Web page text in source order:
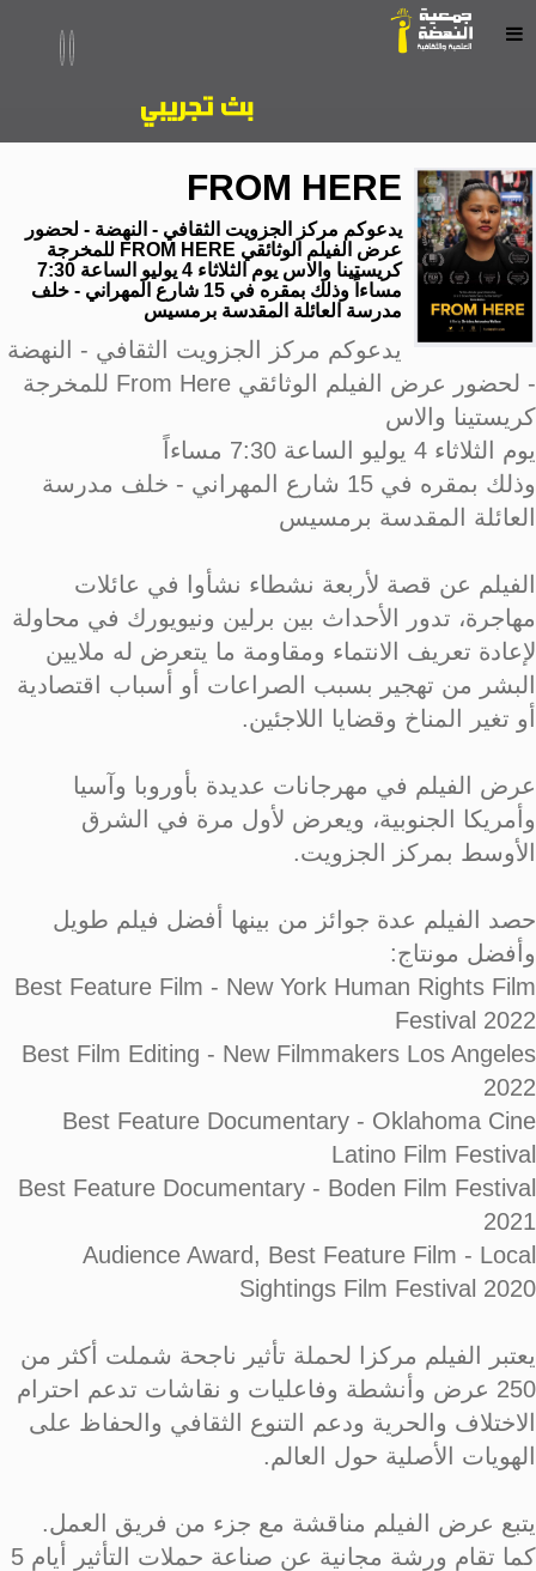
FROM HERE
يدعوكم مركز الجزويت الثقافي - النهضة - لحضور
عرض الفيلم الوثائقي FROM HERE للمخرجة
كريستينا والاس يوم الثلاثاء 4 يوليو الساعة 7:30
مساءاً وذلك بمقره في 15 شارع المهراني - خلف
مدرسة العائلة المقدسة برمسيس
يدعوكم مركز الجزويت الثقافي - النهضة
- لحضور عرض الفيلم الوثائقي From Here للمخرجة
كريستينا والاس
يوم الثلاثاء 4 يوليو الساعة 7:30 مساءاً
وذلك بمقره في 15 شارع المهراني - خلف مدرسة
العائلة المقدسة برمسيس
الفيلم عن قصة لأربعة نشطاء نشأوا في عائلات
مهاجرة، تدور الأحداث بين برلين ونيويورك في محاولة
لإعادة تعريف الانتماء ومقاومة ما يتعرض له ملايين
البشر من تهجير بسبب الصراعات أو أسباب اقتصادية
أو تغير المناخ وقضايا اللاجئين.
عرض الفيلم في مهرجانات عديدة بأوروبا وآسيا
وأمريكا الجنوبية، ويعرض لأول مرة في الشرق
الأوسط بمركز الجزويت.
حصد الفيلم عدة جوائز من بينها أفضل فيلم طويل
وأفضل مونتاج:
Best Feature Film - New York Human Rights Film
Festival 2022
Best Film Editing - New Filmmakers Los Angeles
2022
Best Feature Documentary - Oklahoma Cine
Latino Film Festival
Best Feature Documentary - Boden Film Festival
2021
Audience Award, Best Feature Film - Local
Sightings Film Festival 2020
يعتبر الفيلم مركزا لحملة تأثير ناجحة شملت أكثر من
250 عرض وأنشطة وفاعليات و نقاشات تدعم احترام
الاختلاف والحرية ودعم التنوع الثقافي والحفاظ على
الهويات الأصلية حول العالم.
يتبع عرض الفيلم مناقشة مع جزء من فريق العمل.
كما تقام ورشة مجانية عن صناعة حملات التأثير أيام 5